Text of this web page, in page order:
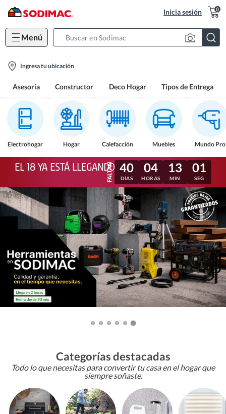
Inicia sesión 0
Menú
location-
Ingresa tu ubicación
Asesoría Constructor Deco Hogar Tipos de Entrega
Electrohogar Hogar Calefacción Muebles Mundo Pro
EL 18 YA ESTÁ LLEGANDO 40
DÍAS
04
HORAS
12
MIN
58
SEG
Categorías destacadas
Todo lo que necesitas para convertir tu casa en el hogar que
siempre soñaste.